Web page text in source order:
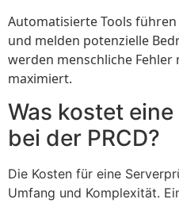
Automatisierte Tools
und melden potenzielle
werden menschliche
maximiert.
Was kostet
bei der PRCD?
Die Kosten für eine
Umfang und Komplexität.